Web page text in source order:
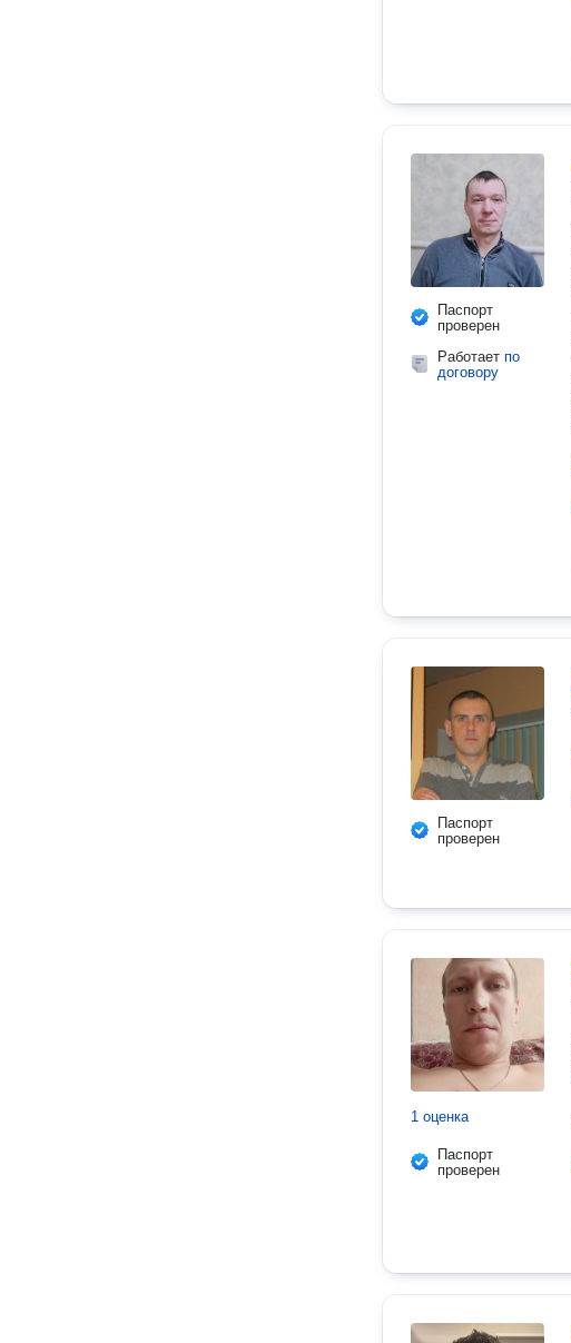
Паспорт
проверен
Работает по
договору
Паспорт
проверен
1 оценка
Паспорт
проверен